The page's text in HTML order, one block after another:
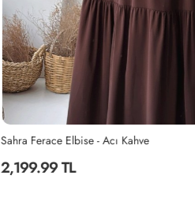
Sahra Ferace Elbise - Acı Kahve
2,199.99 TL